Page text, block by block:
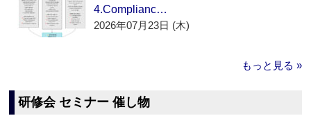
4.Complianc…
2026年07月23日 (木)
もっと見る »
研修会 セミナー 催し物